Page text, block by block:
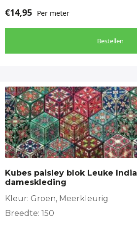
€14,95 Per meter
Bestellen
Kubes paisley blok Leuke
dameskleding
Kleur: Groen, Meerkleurig
Breedte: 150